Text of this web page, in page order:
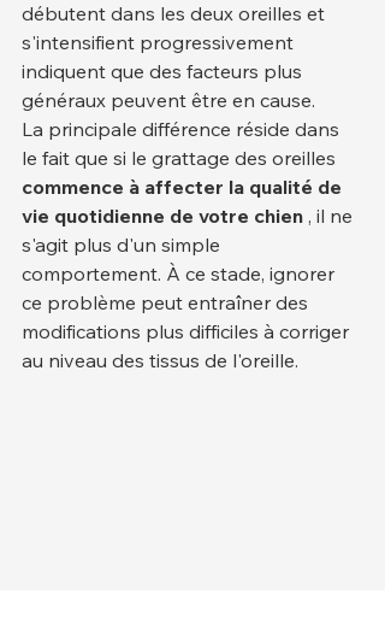
débutent dans les deux oreilles et
s'intensifient progressivement
indiquent que des facteurs plus
généraux peuvent être en cause.
La principale différence réside dans
le fait que si le grattage des oreilles
commence à affecter la qualité de
vie quotidienne de votre chien , il ne
s'agit plus d'un simple
comportement. À ce stade, ignorer
ce problème peut entraîner des
modifications plus difficiles à corriger
au niveau des tissus de l'oreille.